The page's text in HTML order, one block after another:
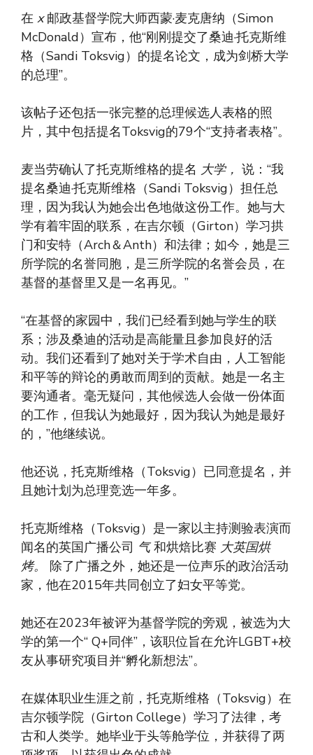
在 x邮政基督学院大师西蒙·麦克唐纳（Simon
McDonald）宣布，他“刚刚提交了桑迪·托克斯维
格（Sandi Toksvig）的提名论文，成为剑桥大学
的总理”。
该帖子还包括一张完整的总理候选人表格的照
片，其中包括提名Toksvig的79个“支持者表格”。
麦当劳确认了托克斯维格的提名 大学， 说：“我
提名桑迪·托克斯维格（Sandi Toksvig）担任总
理，因为我认为她会出色地做这份工作。她与大
学有着牢固的联系，在吉尔顿（Girton）学习拱
门和安特（Arch＆Anth）和法律；如今，她是三
所学院的名誉同胞，是三所学院的名誉会员，在
基督的基督里又是一名再见。”
“在基督的家园中，我们已经看到她与学生的联
系；涉及桑迪的活动是高能量且参加良好的活
动。我们还看到了她对关于学术自由，人工智能
和平等的辩论的勇敢而周到的贡献。她是一名主
要沟通者。毫无疑问，其他候选人会做一份体面
的工作，但我认为她最好，因为我认为她是最好
的，”他继续说。
他还说，托克斯维格（Toksvig）已同意提名，并
且她计划为总理竞选一年多。
托克斯维格（Toksvig）是一家以主持测验表演而
闻名的英国广播公司 气和烘焙比赛 大英国烘
烤。 除了广播之外，她还是一位声乐的政治活动
家，他在2015年共同创立了妇女平等党。
她还在2023年被评为基督学院的旁观，被选为大
学的第一个“ Q+同伴”，该职位旨在允许LGBT+校
友从事研究项目并“孵化新想法”。
在媒体职业生涯之前，托克斯维格（Toksvig）在
吉尔顿学院（Girton College）学习了法律，考
古和人类学。她毕业于头等舱学位，并获得了两